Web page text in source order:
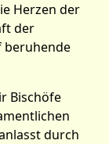
Herzen der
der
beruhende
Bischöfe
durch